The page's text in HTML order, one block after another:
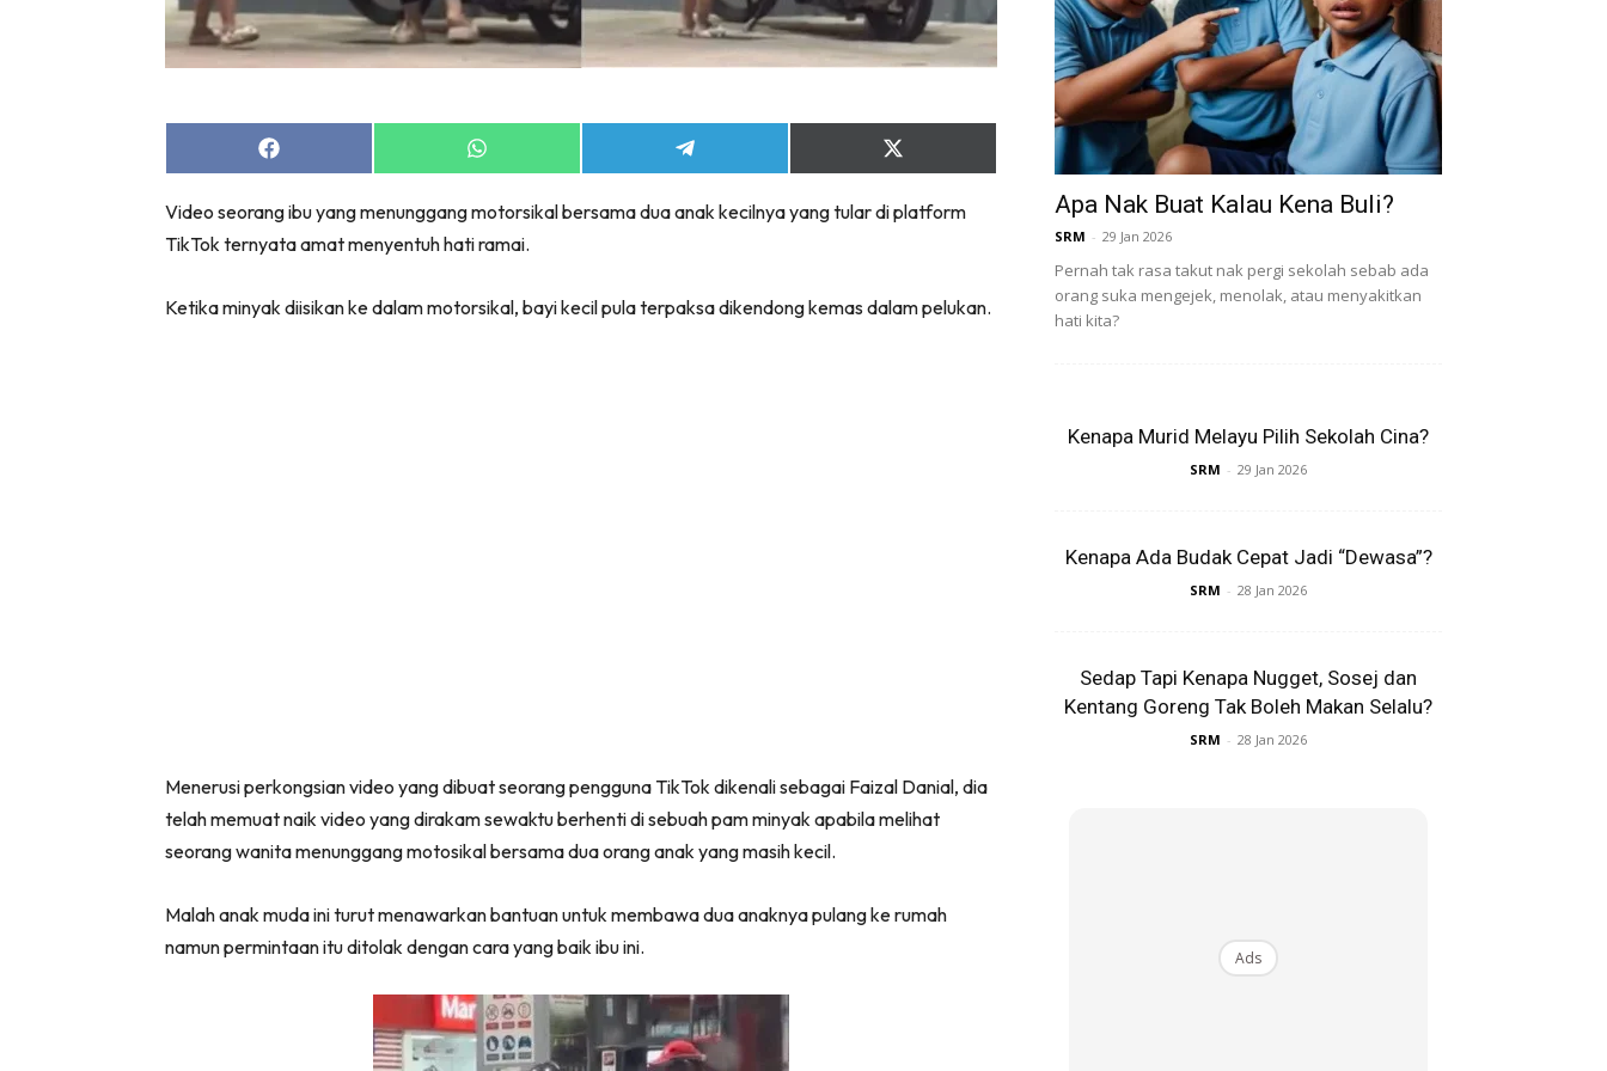
Share
on
Share
on
Share
on
Share
on
(Twitter)
Video seorang ibu yang menunggang motorsikal bersama dua anak kecilnya yang tular di platform
TikTok ternyata amat menyentuh hati ramai.
Ketika minyak diisikan ke dalam motorsikal, bayi kecil pula terpaksa dikendong kemas dalam pelukan.
Menerusi perkongsian video yang dibuat seorang pengguna TikTok dikenali sebagai Faizal Danial, dia
telah memuat naik video yang dirakam sewaktu berhenti di sebuah pam minyak apabila melihat
seorang wanita menunggang motosikal bersama dua orang anak yang masih kecil.
Malah anak muda ini turut menawarkan bantuan untuk membawa dua anaknya pulang ke rumah
namun permintaan itu ditolak dengan cara yang baik ibu ini.
Apa Nak Buat Kalau Kena Buli?
SRM - 29 Jan 2026
Pernah tak rasa takut nak pergi sekolah sebab ada
orang suka mengejek, menolak, atau menyakitkan
hati kita?
Kenapa Murid Melayu Pilih Sekolah Cina?
SRM - 29 Jan 2026
Kenapa Ada Budak Cepat Jadi “Dewasa”?
SRM - 28 Jan 2026
Sedap Tapi Kenapa Nugget, Sosej dan
Kentang Goreng Tak Boleh Makan Selalu?
SRM - 28 Jan 2026
Ads